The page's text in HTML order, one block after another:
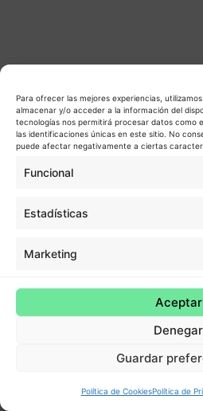
Para ofrecer las mejores experiencias,
almacenar y/o acceder a la información del
tecnologías nos permitirá procesar datos como
las identificaciones únicas en este sitio. No
puede afectar negativamente a ciertas
Funcional
Estadísticas
Marketing
Aceptar
Denegar
Guardar
Política de CookiesPolítica de